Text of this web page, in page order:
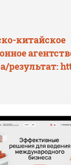
китайское
результат: